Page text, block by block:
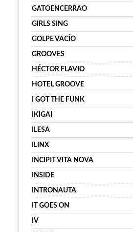
GATOENCERRAO
GIRLS SING
GOLPE VACÍO
GROOVES
HÉCTOR FLAVIO
HOTEL GROOVE
I GOT THE FUNK
IKIGAI
ILESA
ILINX
INCIPIT VITA NOVA
INSIDE
INTRONAUTA
IT GOES ON
IV